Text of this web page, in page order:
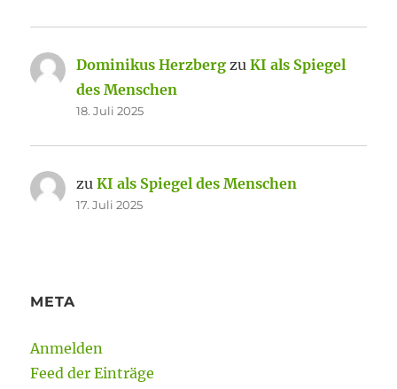
Dominikus Herzberg zuKI als Spiegel
des Menschen
18. Juli 2025
zuKI als Spiegel des Menschen
17. Juli 2025
META
Anmelden
Feed der Einträge